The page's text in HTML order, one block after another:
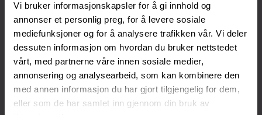
Vi bruker informasjonskapsler for å gi innhold og
annonser et personlig preg, for å levere sosiale
mediefunksjoner og for å analysere trafikken vår. Vi deler
dessuten informasjon om hvordan du bruker nettstedet
vårt, med partnerne våre innen sosiale medier,
annonsering og analysearbeid, som kan kombinere den
med annen informasjon du har gjort tilgjengelig for dem,
eller som de har samlet inn gjennom din bruk av
en av sine største suksesser – idéen
om å gravere vannflasker, som i dag
er en av deres mest populære
produkter.
Gaver som skaper glede